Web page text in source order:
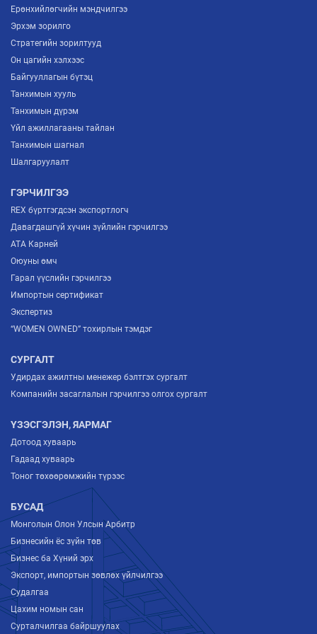
Ерөнхийлөгчийн мэндчилгээ
Эрхэм зорилго
Стратегийн зорилтууд
Он цагийн хэлхээс
Байгууллагын бүтэц
Танхимын хууль
Танхимын дүрэм
Үйл ажиллагааны тайлан
Танхимын шагнал
Шалгаруулалт
ГЭРЧИЛГЭЭ
REX бүртгэгдсэн экспортлогч
Давагдашгүй хүчин зүйлийн гэрчилгээ
ATA Карней
Оюуны өмч
Гарал үүслийн гэрчилгээ
Импортын сертификат
Экспертиз
“WOMEN OWNED” тохирлын тэмдэг
СУРГАЛТ
Удирдах ажилтны менежер бэлтгэх сургалт
Компанийн засаглалын гэрчилгээ олгох сургалт
ҮЗЭСГЭЛЭН, ЯАРМАГ
Дотоод хуваарь
Гадаад хуваарь
Тоног төхөөрөмжийн түрээс
БУСАД
Монголын Олон Улсын Арбитр
Бизнесийн ёс зүйн төв
Бизнес ба Хүний эрх
Экспорт, импортын зөвлөх үйлчилгээ
Судалгаа
Цахим номын сан
Сурталчилгаа байршуулах